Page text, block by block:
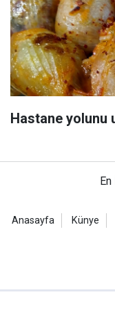
Hastane yolunu
Anasayfa Künye